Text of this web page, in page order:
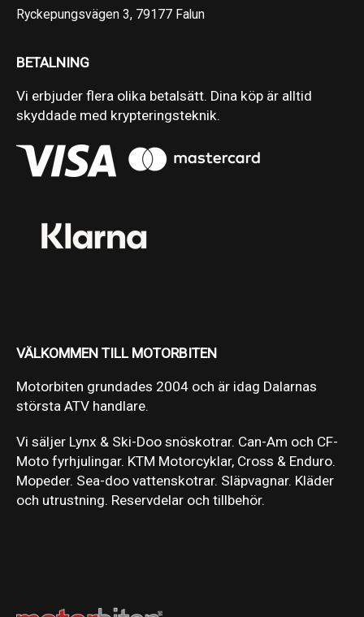
Ryckepungsvägen 3, 79177 Falun
BETALNING
Vi erbjuder flera olika betalsätt. Dina köp är alltid
skyddade med krypteringsteknik.
VÄLKOMMEN TILL MOTORBITEN
Motorbiten grundades 2004 och är idag Dalarnas
största ATV handlare.
Vi säljer Lynx & Ski-Doo snöskotrar. Can-Am och CF-
Moto fyrhjulingar. KTM Motorcyklar, Cross & Enduro.
Mopeder. Sea-doo vattenskotrar. Släpvagnar. Kläder
och utrustning. Reservdelar och tillbehör.